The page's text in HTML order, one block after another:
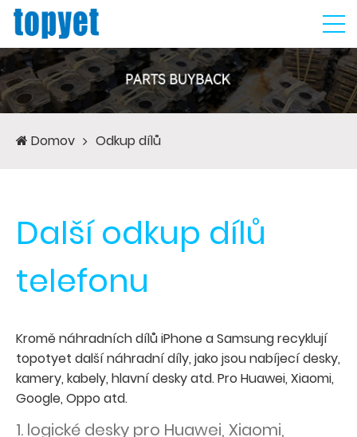
Domov Odkup dílů
Další odkup dílů
telefonu
Kromě náhradních dílů iPhone a Samsung recyklují
topotyet další náhradní díly, jako jsou nabíjecí desky,
kamery, kabely, hlavní desky atd. Pro Huawei, Xiaomi,
Google, Oppo atd.
1. logické desky pro Huawei, Xiaomi,